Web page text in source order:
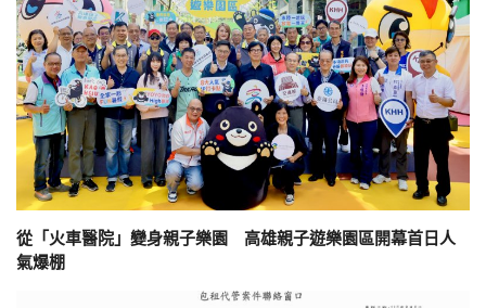
從「火車醫院」變身親子樂園 高雄親子遊樂園區開幕首日人
氣爆棚